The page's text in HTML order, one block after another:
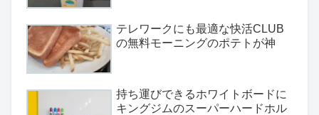
テレワークにも最適な快活CLUB
の無料モーニングのポテトが神
持ち運びできるホワイトボードに
キングジムのスーパーハードホル